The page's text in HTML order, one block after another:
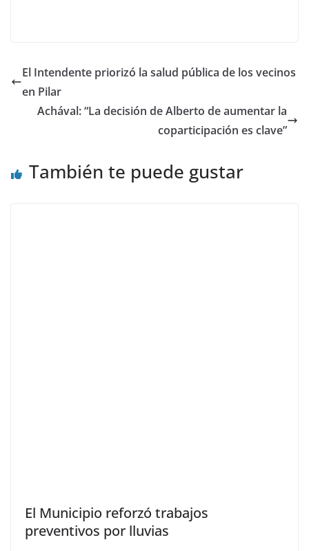
El Intendente priorizó la salud pública de los vecinos
en Pilar
Achával: “La decisión de Alberto de aumentar la
coparticipación es clave”
También te puede gustar
El Municipio reforzó trabajos
preventivos por lluvias